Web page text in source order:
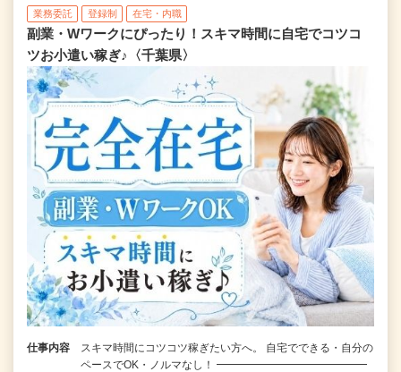
業務委託 登録制 在宅・内職
副業・Wワークにぴったり！スキマ時間に自宅でコツコ
ツお小遣い稼ぎ♪〈千葉県〉
仕事内容
スキマ時間にコツコツ稼ぎたい方へ。 自宅でできる・自分の
ペースでOK・ノルマなし！ ━━━━━━━━━━━━━━